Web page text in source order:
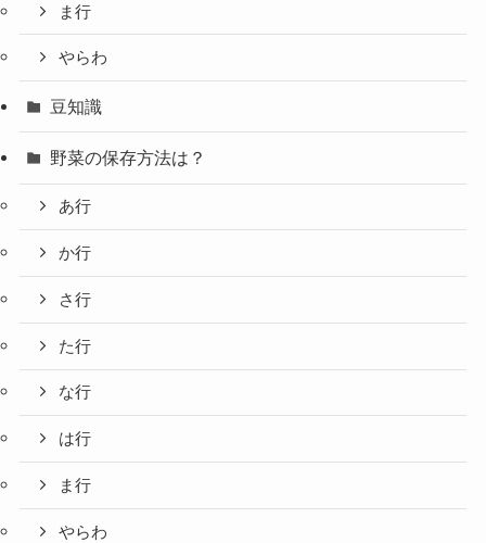
ま行
やらわ
豆知識
野菜の保存方法は？
あ行
か行
さ行
た行
な行
は行
ま行
やらわ